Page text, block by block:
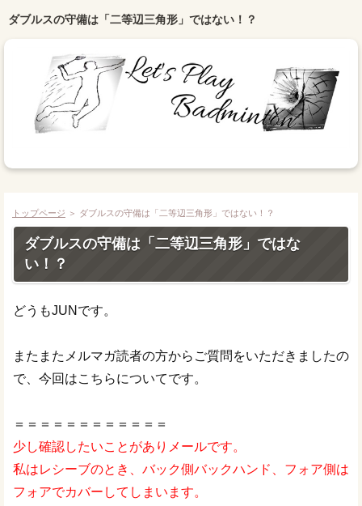
ダブルスの守備は「二等辺三角形」ではない！？
トップページ ＞ ダブルスの守備は「二等辺三角形」ではない！？
ダブルスの守備は「二等辺三角形」ではな
い！？
どうもJUNです。
またまたメルマガ読者の方からご質問をいただきましたの
で、今回はこちらについてです。
＝＝＝＝＝＝＝＝＝＝＝＝
少し確認したいことがありメールです。
私はレシーブのとき、バック側バックハンド、フォア側は
フォアでカバーしてしまいます。